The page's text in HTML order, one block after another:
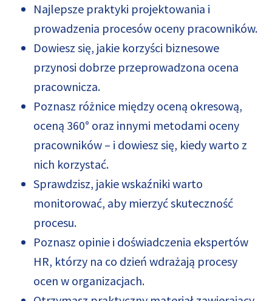
Najlepsze praktyki projektowania i
prowadzenia procesów oceny pracowników.
Dowiesz się, jakie korzyści biznesowe
przynosi dobrze przeprowadzona ocena
pracownicza.
Poznasz różnice między oceną okresową,
oceną 360° oraz innymi metodami oceny
pracowników – i dowiesz się, kiedy warto z
nich korzystać.
Sprawdzisz, jakie wskaźniki warto
monitorować, aby mierzyć skuteczność
procesu.
Poznasz opinie i doświadczenia ekspertów
HR, którzy na co dzień wdrażają procesy
ocen w organizacjach.